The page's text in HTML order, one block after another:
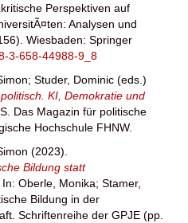
Perspektiven auf
Analysen und
Wiesbaden: Springer
3-658-44988-9_8
; Studer, Dominic (eds.)
KI, Demokratie und
Das Magazin für politische
Hochschule FHNW.
(2023).
Bildung statt
In: Oberle, Monika; Stamer,
Bildung in der
Schriftenreihe der GPJE (pp.